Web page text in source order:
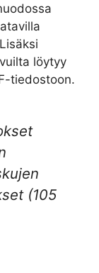
löytyy
tiedostoon.
(105